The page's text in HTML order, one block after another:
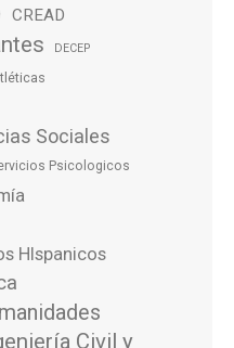
CREAD
DECEP
Sociales
Psicologicos
HIspanicos
Civil y